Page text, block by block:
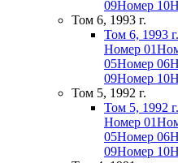
09Номер 10
Том 6, 1993 г.
Том 6, 1993 г.
Номер 01
05Номер 06
09Номер 10
Том 5, 1992 г.
Том 5, 1992 г.
Номер 01
05Номер 06
09Номер 10